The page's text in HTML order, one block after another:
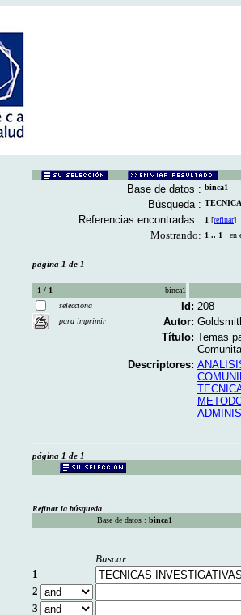
Base de datos : binca1
Búsqueda :
Referencias encontradas : 1 [refinar]
Mostrando: 1 .. 1 en
página 1 de 1
1 / 1
binca1
selecciona
para imprimir
Id: 208
Autor:
Título: Temas
Descriptores:
página 1 de 1
Refinar la búsqueda
Base de datos : binca1
Buscar
1
2
3